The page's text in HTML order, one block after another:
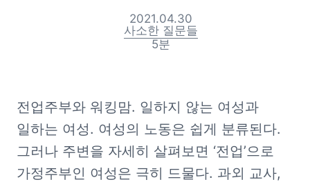
2021.04.30
사소한 질문들
5분
전업주부와 워킹맘. 일하지 않는 여성과
일하는 여성. 여성의 노동은 쉽게 분류된다.
그러나 주변을 자세히 살펴보면 ‘전업’으로
가정주부인 여성은 극히 드물다. 과외 교사,